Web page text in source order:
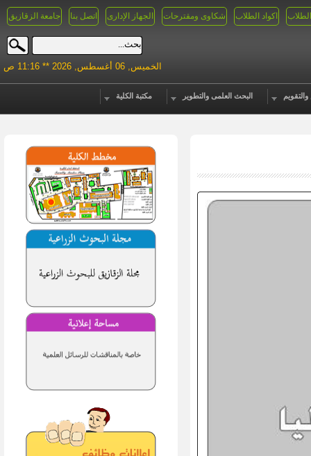
جامعة الزقازيق اتصل بنا الجهاز الإدارى شكاوى ومقترحات اكواد الطلاب الطلاب
الخميس, 06 أغسطس, 2026 ** 11:16 ص
البحث العلمى والتطوير مكتبة الكلية